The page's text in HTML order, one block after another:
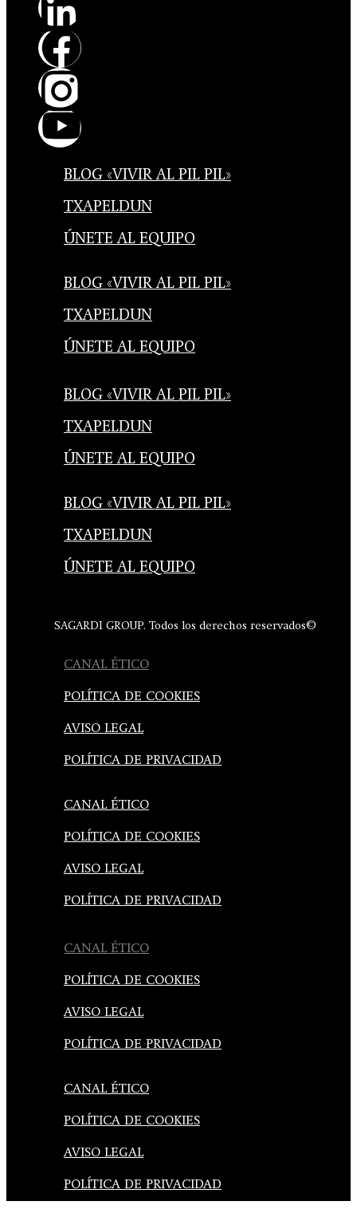
BLOG «VIVIR AL PIL PIL»
TXAPELDUN
ÚNETE AL EQUIPO
BLOG «VIVIR AL PIL PIL»
TXAPELDUN
ÚNETE AL EQUIPO
BLOG «VIVIR AL PIL PIL»
TXAPELDUN
ÚNETE AL EQUIPO
BLOG «VIVIR AL PIL PIL»
TXAPELDUN
ÚNETE AL EQUIPO
SAGARDI GROUP. Todos los derechos reservados©
CANAL ÉTICO
POLÍTICA DE COOKIES
AVISO LEGAL
POLÍTICA DE PRIVACIDAD
CANAL ÉTICO
POLÍTICA DE COOKIES
AVISO LEGAL
POLÍTICA DE PRIVACIDAD
CANAL ÉTICO
POLÍTICA DE COOKIES
AVISO LEGAL
POLÍTICA DE PRIVACIDAD
CANAL ÉTICO
POLÍTICA DE COOKIES
AVISO LEGAL
POLÍTICA DE PRIVACIDAD